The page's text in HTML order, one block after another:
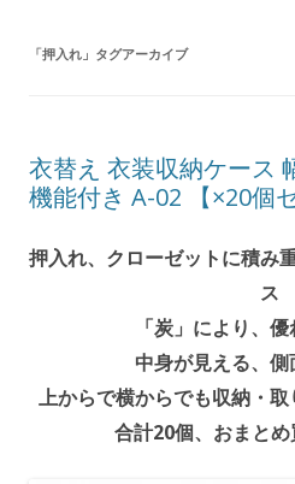
「押入れ 」タグアーカイブ
衣替え 衣装収納ケース
機能付き A-02 【×20個
押入れ、クローゼットに積み
ス
「炭」により、
中身が見える、
上からで横からでも収納・
合計20個、おまと